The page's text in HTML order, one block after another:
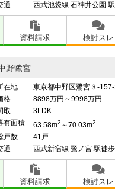
通
西武池袋線 石神井公園
資料請求 検討スレ
野鷺宮
在地
東京都中野区鷺宮３-
格
8898万円～9998万円
取
3LDK
有面積
63.58m2 ～70.03m2
戸数
41戸
通
西武新宿線 鷺ノ宮 駅徒
資料請求 検討スレ